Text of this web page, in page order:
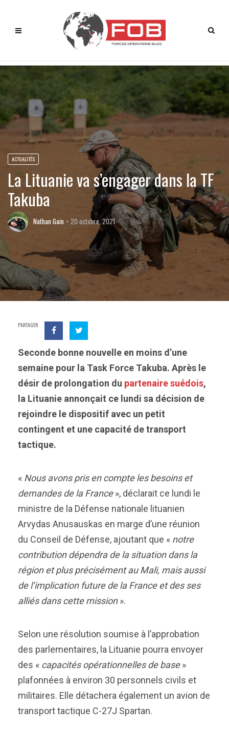
ACTUALITÉS
La Lituanie va s’engager dans la TF
Takuba
Nathan Gain 20 octobre, 2021
PARTAGER
Seconde bonne nouvelle en moins d’une
semaine pour la Task Force Takuba. Après le
désir de prolongation du partenaire suédois,
la Lituanie annonçait ce lundi sa décision de
rejoindre le dispositif avec un petit
contingent et une capacité de transport
tactique.
« Nous avons pris en compte les besoins et
demandes de la France», déclarait ce lundi le
ministre de la Défense nationale lituanien
Arvydas Anusauskas en marge d’une réunion
du Conseil de Défense, ajoutant que « notre
contribution dépendra de la situation dans la
région et plus précisément au Mali, mais aussi
de l’implication future de la France et des ses
alliés dans cette mission».
Selon une résolution soumise à l’approbation
des parlementaires, la Lituanie pourra envoyer
des « capacités opérationnelles de base»
plafonnées à environ 30 personnels civils et
militaires. Elle détachera également un avion de
transport tactique C-27J Spartan.